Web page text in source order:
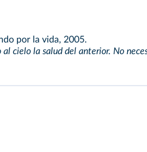
por la vida, 2005.
al cielo la salud del anterior. No